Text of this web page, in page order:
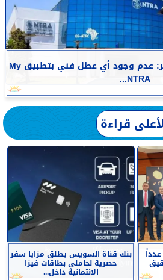
تنظيم الاتصالات في مصر: عدم وجود أي عطل فني بتطبيق My
NTRA...
قراءة
بنك قناة السويس يطلق مزايا سفر
حصرية لحاملي بطاقات فيزا
الائتمانية داخل...